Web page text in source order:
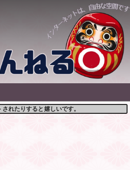
れたりすると嬉しいです。